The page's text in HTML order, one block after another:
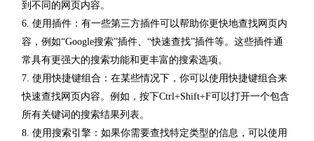
到不同的网页内容。
6. 使用插件：有一些第三方插件可以帮助你更快地查找网页内
容，例如“Google搜索”插件、“快速查找”插件等。这些插件通
常具有更强大的搜索功能和更丰富的搜索选项。
7. 使用快捷键组合：在某些情况下，你可以使用快捷键组合来
快速查找网页内容。例如，按下Ctrl+Shift+F可以打开一个包含
所有关键词的搜索结果列表。
8. 使用搜索引擎：如果你需要查找特定类型的信息，可以使用